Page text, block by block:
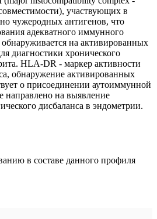
участвующих в
чужеродных антигенов, что
адекватного иммунного
на активированных
диагностики хронического
HLA-DR - маркер активности
обнаружение активированных
о присоединении аутоиммунной
направлено на выявление
дисбаланса в эндометрии.
в составе данного профиля